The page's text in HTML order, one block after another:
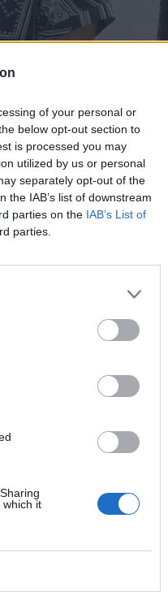
of your personal or
below opt-out section to
is processed you may
utilized by us or personal
separately opt-out of the
IAB’s list of downstream
parties on the IAB’s List of
parties.
which it
τραγουδιστή ενώ